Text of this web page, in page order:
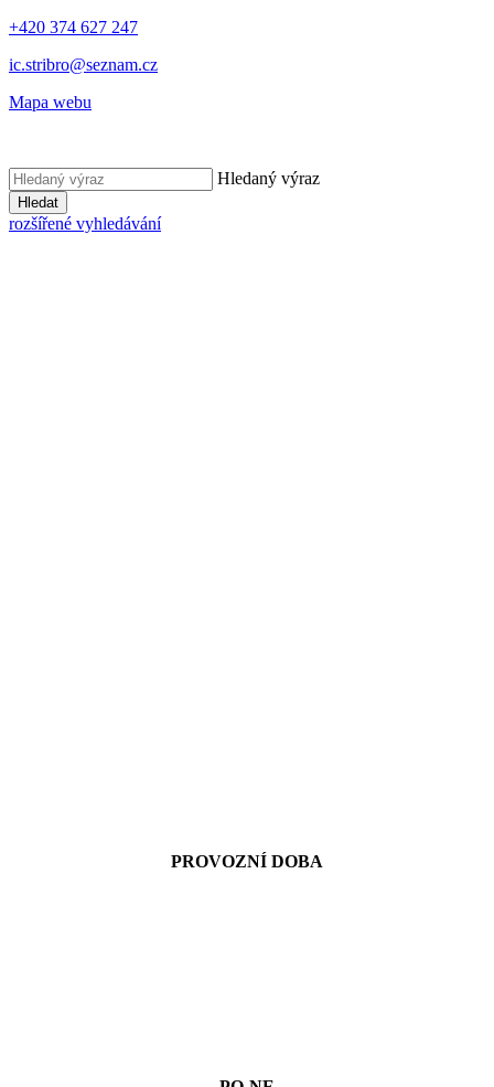
+420 374 627 247
ic.stribro@seznam.cz
Mapa webu
Hledaný výraz
Hledat
rozšířené vyhledávání
PROVOZNÍ DOBA